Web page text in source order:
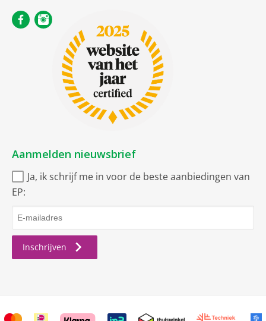
Inhoud vriesgedeelte
NoFrost
Netto afmetingen
netto breedte
54 cm
177 cm
netto diepte
Uitrusting
Groentelade(n)
ontdooisysteem
Aanmelden nieuwsbrief
Ja, ik schrijf me in voor de beste aanbiedingen van
EP:
Inschrijven